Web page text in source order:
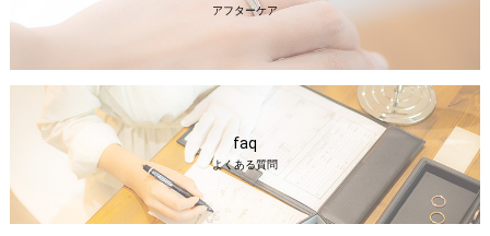
アフターケア
faq
よくある質問